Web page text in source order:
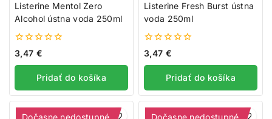
Listerine Mentol Zero
Alcohol ústna voda 250ml
0
z
5
3,47 €
Pridať do košíka
Listerine Fresh Burst ústna
voda 250ml
0
z
5
3,47 €
Pridať do košíka
Dočasne nedostupné Dočasne nedostupné